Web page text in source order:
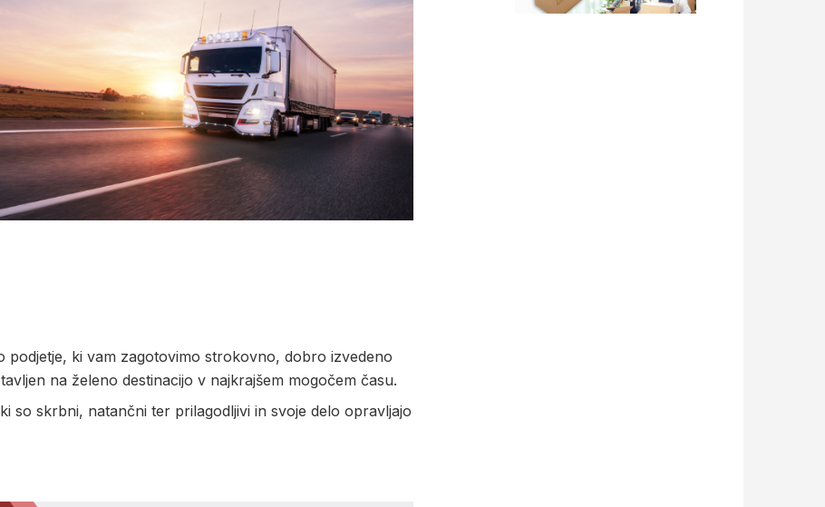
podjetje, ki vam zagotovimo strokovno, dobro izvedeno
na želeno destinacijo v najkrajšem mogočem času.
so skrbni, natančni ter prilagodljivi in svoje delo opravljajo